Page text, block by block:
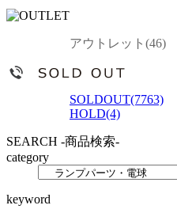
アウトレット(46)
SOLDOUT(7763)
HOLD(4)
SEARCH -商品検索-
category
keyword